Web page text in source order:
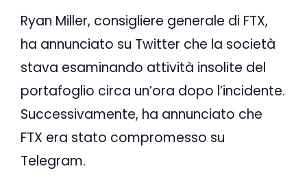
Ryan Miller, consigliere generale di FTX,
ha annunciato su Twitter che la società
stava esaminando attività insolite del
portafoglio circa un’ora dopo l’incidente.
Successivamente, ha annunciato che
FTX era stato compromesso su
Telegram.